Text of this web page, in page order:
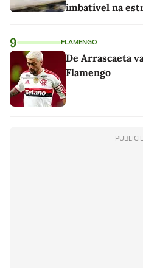
imbatível na
9 FLAMENGO
De Arrascaeta
Flamengo